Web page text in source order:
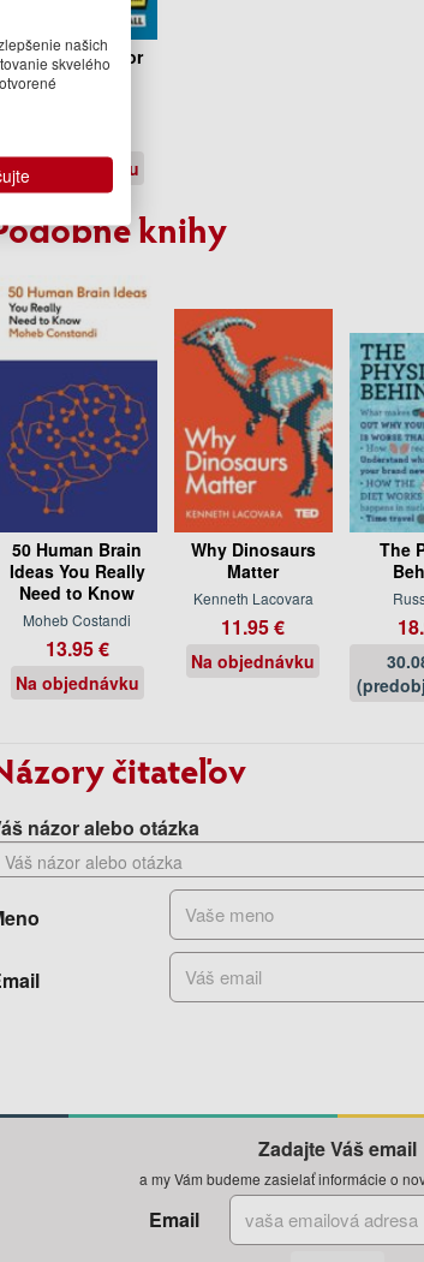
Should I Stay or
Should I Go
Na objednávku
knihy
50 Human Brain
Ideas You Really
Need to Know
Moheb Costandi
13.95 €
Na objednávku
Why Dinosaurs
Matter
Kenneth Lacovara
11.95 €
Na objednávku
The
čitateľov
názor alebo otázka
Zadajte Váš email
a my Vám budeme zasielať informácie o
Email
našich
skvelého